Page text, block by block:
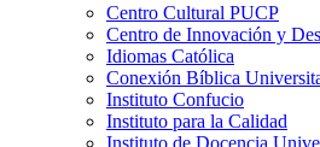
Centro Cultural PUCP
Centro de Innovación y
Idiomas Católica
Conexión Bíblica
Instituto Confucio
Instituto para la Calidad
Instituto de Docencia